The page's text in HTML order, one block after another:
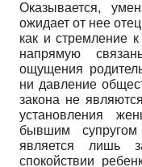
Оказывается,
ожидает от нее
как и стремление
напрямую
ощущения
ни давление
закона не
установления
бывшим
является лишь
спокойствии